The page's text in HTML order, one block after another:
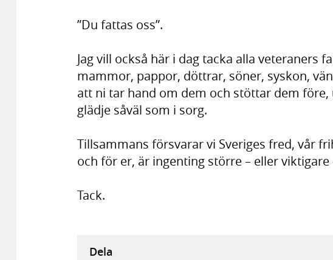
”Du fattas oss”.
Jag vill också här i dag tacka alla veteraners
mammor, pappor, döttrar, söner, syskon,
att ni tar hand om dem och stöttar dem
glädje såväl som i sorg.
Tillsammans försvarar vi Sveriges fred, vår
och för er, är ingenting större – eller viktigare
Tack.
Dela